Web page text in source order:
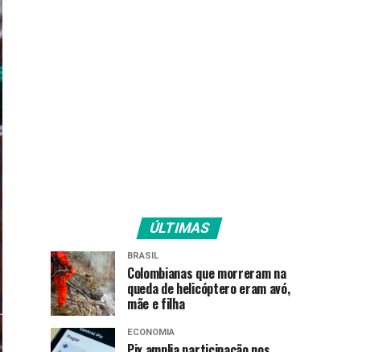
ÚLTIMAS
BRASIL
Colombianas que morreram na
queda de helicóptero eram avó,
mãe e filha
ECONOMIA